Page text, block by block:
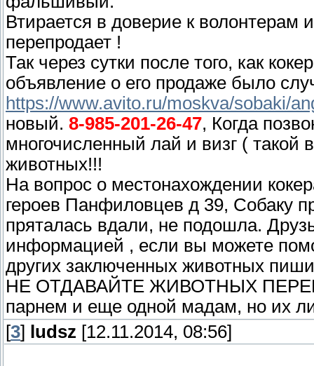
Втирается в доверие к
перепродает !
Так через сутки после того, как
объявление о его продаже было
https://www.avito.ru/moskva/sobaki/
новый. 8-985-201-26-47, Когда
многочисленный лай и визг ( такой
животных!!!
На вопрос о местонахождении
героев Панфиловцев д 39, Собаку
пряталась вдали, не подошла.
информацией , если вы можете
других заключенных животных
НЕ ОТДАВАЙТЕ ЖИВОТНЫХ
парнем и еще одной мадам, но их
[3] ludsz [12.11.2014, 08:56]